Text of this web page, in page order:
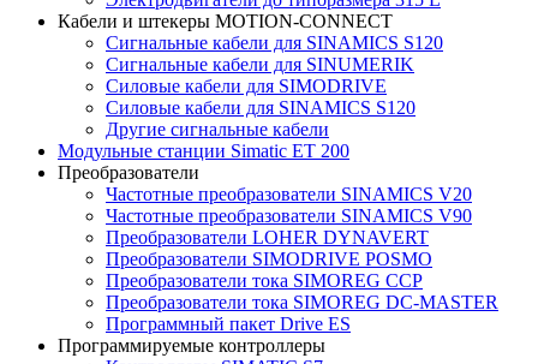
Кабели и штекеры MOTION-CONNECT
Сигнальные кабели для SINAMICS S120
Сигнальные кабели для SINUMERIK
Силовые кабели для SIMODRIVE
Силовые кабели для SINAMICS S120
Другие сигнальные кабели
Модульные станции Simatic ET 200
Преобразователи
Частотные преобразователи SINAMICS V20
Частотные преобразователи SINAMICS V90
Преобразователи LOHER DYNAVERT
Преобразователи SIMODRIVE POSMO
Преобразователи тока SIMOREG CCP
Преобразователи тока SIMOREG DC-MASTER
Программный пакет Drive ES
Программируемые контроллеры